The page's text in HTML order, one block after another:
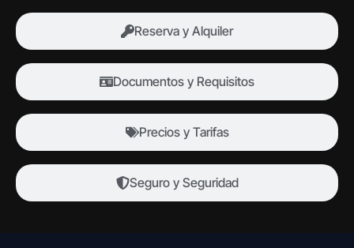
Reserva y Alquiler
Documentos y Requisitos
Precios y Tarifas
Seguro y Seguridad